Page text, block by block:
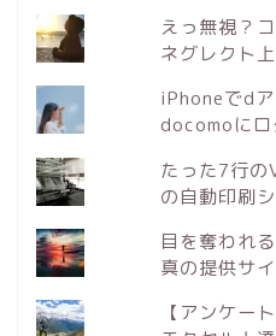
えっ無視？
ネグレクト
iPhoneでd
docomoにロ
たった7行の
の自動印刷
目を奪われ
真の提供サ
【アンケー